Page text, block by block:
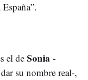
el deSonia -
su nombre real-,